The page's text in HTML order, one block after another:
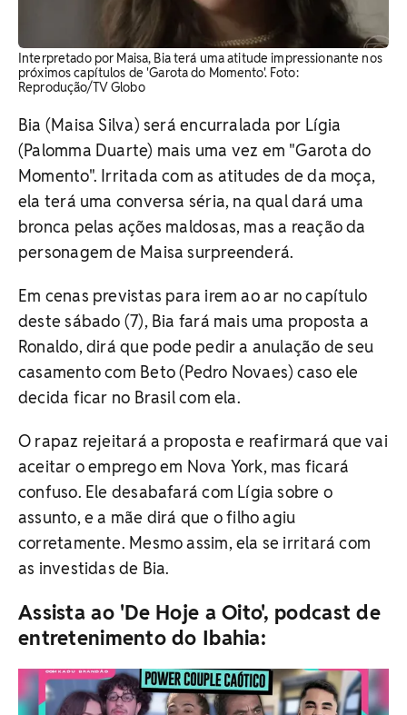
Interpretado por Maisa, Bia terá uma atitude impressionante nos
próximos capítulos de 'Garota do Momento'. ​Foto:
Reprodução/TV Globo
Bia (Maisa Silva) será encurralada por Lígia
(Palomma Duarte) mais uma vez em "Garota do
Momento". Irritada com as atitudes de da moça,
ela terá uma conversa séria, na qual dará uma
bronca pelas ações maldosas, mas a reação da
personagem de Maisa surpreenderá.
Em cenas previstas para irem ao ar no capítulo
deste sábado (7), Bia fará mais uma proposta a
Ronaldo, dirá que pode pedir a anulação de seu
casamento com Beto (Pedro Novaes) caso ele
decida ficar no Brasil com ela.
O rapaz rejeitará a proposta e reafirmará que vai
aceitar o emprego em Nova York, mas ficará
confuso. Ele desabafará com Lígia sobre o
assunto, e a mãe dirá que o filho agiu
corretamente. Mesmo assim, ela se irritará com
as investidas de Bia.
Assista ao 'De Hoje a Oito', podcast de
entretenimento do Ibahia: